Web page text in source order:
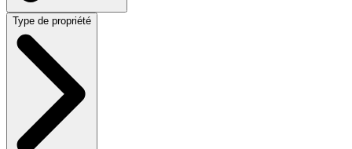
Type de propriété